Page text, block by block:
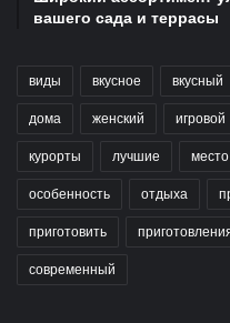
вашего сада и террасы
виды вкусное вкусный
дома женский игровой
курорты лучшие место
особенность отдыха
приготовить
современный